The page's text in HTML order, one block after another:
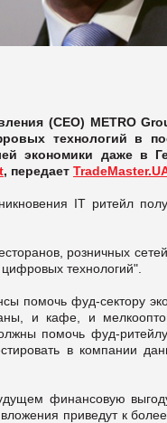
(CEO) METRO
технологий в
экономики даже в
, передает
IT ритейл
розничных
технологий".
помочь фуд-сектору
и кафе, и
помочь фуд-
в компании
финансовую
приведут к